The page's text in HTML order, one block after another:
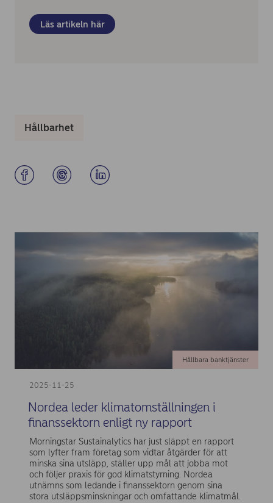
Läs artikeln här
Hållbarhet
2025-11-25
Hållbara banktjänster
Nordea leder klimatomställningen i
finanssektorn enligt ny rapport
Morningstar Sustainalytics har just släppt en rapport
som lyfter fram företag som vidtar åtgärder för att
minska sina utsläpp, ställer upp mål att jobba mot
och följer praxis för god klimatstyrning. Nordea
utnämns som ledande i finanssektorn genom sina
stora utsläppsminskningar och omfattande klimatmål.